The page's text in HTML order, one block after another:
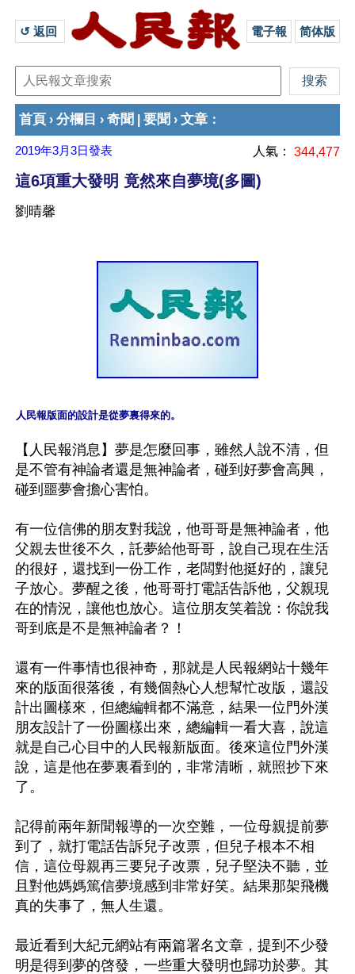
↺ 返回 電子報 简体版
首頁 › 分欄目 › 奇聞 要聞 › 文章 ：
2019年3月3日發表 人氣： 344,477
這6項重大發明 竟然來自夢境(多圖)
劉晴馨
人民報版面的設計是從夢裏得來的。
【人民報消息】夢是怎麼回事，雖然人說不清，但
是不管有神論者還是無神論者，碰到好夢會高興，
碰到噩夢會擔心害怕。
有一位信佛的朋友對我說，他哥哥是無神論者，他
父親去世後不久，託夢給他哥哥，說自己現在生活
的很好，還找到一份工作，老闆對他挺好的，讓兒
子放心。夢醒之後，他哥哥打電話告訴他，父親現
在的情況，讓他也放心。這位朋友笑着說：你說我
哥到底是不是無神論者？！
還有一件事情也很神奇，那就是人民報網站十幾年
來的版面很落後，有幾個熱心人想幫忙改版，還設
計出圖樣來，但總編輯都不滿意，結果一位門外漢
朋友設計了一份圖樣出來，總編輯一看大喜，說這
就是自己心目中的人民報新版面。後來這位門外漢
說，這是他在夢裏看到的，非常清晰，就照抄下來
了。
記得前兩年新聞報導的一次空難，一位母親提前夢
到了，就打電話告訴兒子改票，但兒子根本不相
信，這位母親再三要兒子改票，兒子堅決不聽，並
且對他媽媽篤信夢境感到非常好笑。結果那架飛機
真的失事了，無人生還。
最近看到大紀元網站有兩篇署名文章，提到不少發
明是得到夢的啓發，一些重大發明也歸功於夢。其